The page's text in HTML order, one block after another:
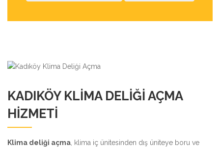
KADIKÖY KLIMA DELIĞI AÇMA
HIZMETI
Klima deliği açma , klima iç ünitesinden dış üniteye boru ve